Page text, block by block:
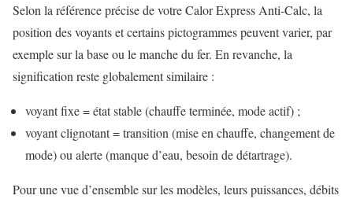
Selon la référence précise de votre Calor Express Anti-Calc, la
position des voyants et certains pictogrammes peuvent varier, par
exemple sur la base ou le manche du fer. En revanche, la
signification reste globalement similaire :
voyant fixe = état stable (chauffe terminée, mode actif) ;
voyant clignotant = transition (mise en chauffe, changement de
mode) ou alerte (manque d’eau, besoin de détartrage).
Pour une vue d’ensemble sur les modèles, leurs puissances, débits